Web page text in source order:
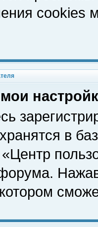
cookies
в